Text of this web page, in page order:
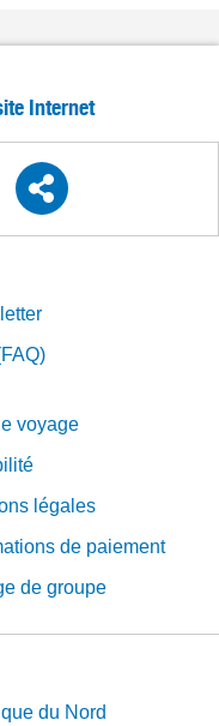
Internet
voyage
légales
de paiement
de groupe
du Nord